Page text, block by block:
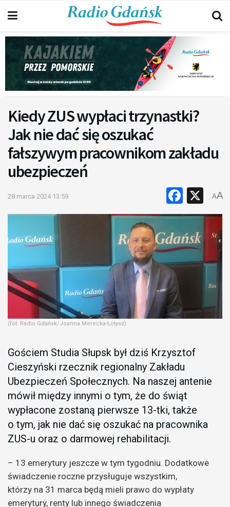
Kiedy ZUS wypłaci trzynastki?
Jak nie dać się oszukać
fałszywym pracownikom zakładu
ubezpieczeń
28 marca 2024 13:59 X
AA
(fot. Radio Gdańsk/Joanna Merecka-Łotysz)
Gościem Studia Słupsk był dziś Krzysztof
Cieszyński rzecznik regionalny Zakładu
Ubezpieczeń Społecznych. Na naszej antenie
mówił między innymi o tym, że do świąt
wypłacone zostaną pierwsze 13-tki, także
o tym, jak nie dać się oszukać na pracownika
ZUS-u oraz o darmowej rehabilitacji.
– 13 emerytury jeszcze w tym tygodniu. Dodatkowe
świadczenie roczne przysługuje wszystkim,
którzy na 31 marca będą mieli prawo do wypłaty
emerytury, renty lub innego świadczenia